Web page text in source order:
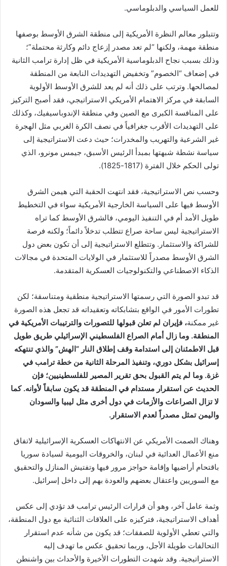
للعمل السياسي والدبلوماسي.
وتتبلور معالم النظرة الأمريكية إلى منطقة الشرق الأوسط بوصفها
منطقة مهمة، ولكنها “لم تعد مصدر إزعاج دائم وكارثة محتملة”؛
وذلك بسبب نجاح الدبلوماسية الأمريكية في ظل إدارة ترامب الثانية
في إضعاف “الخصوم” وتخفيض التهديدات النابعة من المنطقة
لمصالحها. وترتب على ذلك أنه لم يعد للشرق الأوسط الأولوية
السابقة في مركز الاهتمام الأمريكي الاستراتيجي، فقد أصبح التركيز
على المنافسة الكبرى مع الصين وفي منطقة الإندوباسيفيك، وكذلك
على التهديدات الأقرب جغرافياً في نصف الكرة الغربي مثل الهجرة
غير الشرعية والتهريب والمخدرات؛ حيث دعت الاستراتيجية إلى
سياسة نشطة شبهتها بمبدأ الرئيس الأسبق، جيمس مونرو، الذي
تولى الحكم خلال الفترة (1817-1825).
وحسب نص الاستراتيجية، فقد انتهت الحقبة التي هيمن الشرق
الأوسط فيها على السياسة الخارجية الأمريكية سواء في التخطيط
طويل الأمد أم في التنفيذ اليومي، فالشرق الأوسط كما تراه
الاستراتيجية ليس ساحة صراع تتطلب تدخلاً دائماً؛ ولكنه فرصة
للشراكة والاستثمار. وتتطلع الاستراتيجية إلى أن تكون بعض دول
الشرق الأوسط مصدراً للاستثمار في الولايات المتحدة في مجالات
الذكاء الاصطناعي والتكنولوجيات العسكرية المتقدمة.
قد تبدو الصورة التي رسمتها الاستراتيجية منطقية ومتناسقة؛ لكن
تطورات الأمور في الواقع بتشابكاته وتعقيداته قد تجعل هذه الصورة
غير ممكنة، فإيران لم تعلن قبولها للتصورات والترتيبات الأمريكية في
المنطقة. وما زال أمام الصراع الفلسطيني الإسرائيلي طريق طويل
قبل الاطمئنان إلى استدامة وقف إطلاق النار “الهش” والذي تنتهكه
إسرائيل بشكل دوري، وتنفيذ المرحلة الثانية من خطة ترامب في
غزة. وما لم يتم القبول بحق تقرير المصير للفلسطينيين؛ فإن
الحديث عن استقرار مستدام في المنطقة قد يكون سابقاً لأوانه. كما
لا تزال الصراعات والأزمات في دول أخرى مثل ليبيا والسودان
واليمن تمثل مصدراً لعدم الاستقرار .
وهناك الصمت الأمريكي عن الانتهاكات العسكرية الإسرائيلية لاتفاق
منع الأعمال العدائية في لبنان، والخروقات اليومية لسيادة سوريا
باقتحام أراضيها وإقامة حواجز مرور فيها وتفتيش المنازل والتحقيق
مع السوريين واعتقال بعضهم والعودة بهم إلى داخل إسرائيل.
وثمة عامل آخر، وهو أن قرارات الرئيس ترامب قد تؤدي إلى عكس
أهداف الاستراتيجية، فتركيزه على العلاقات الثنائية مع دول المنطقة،
والتي تعطي الأولوية للصفقات؛ قد يكون من شأنه عدم استقرار
التحالفات طويلة الأجل، وربما تحقيق عكس ما تهدف إليه
الاستراتيجية. وقد شهدت التطورات الأخيرة والأحداث بين واشنطن